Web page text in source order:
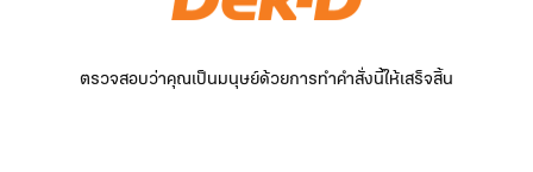
ตรวจสอบว่าคุณเป็นมนุษย์ด้วยการทำคำสั่งนี้ให้เสร็จสิ้น